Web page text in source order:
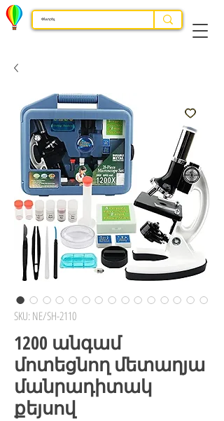
SKU: NE/SH-2110
1200 անգամ
մոտեցնող մետաղյա
մանրադիտակ
քեյսով